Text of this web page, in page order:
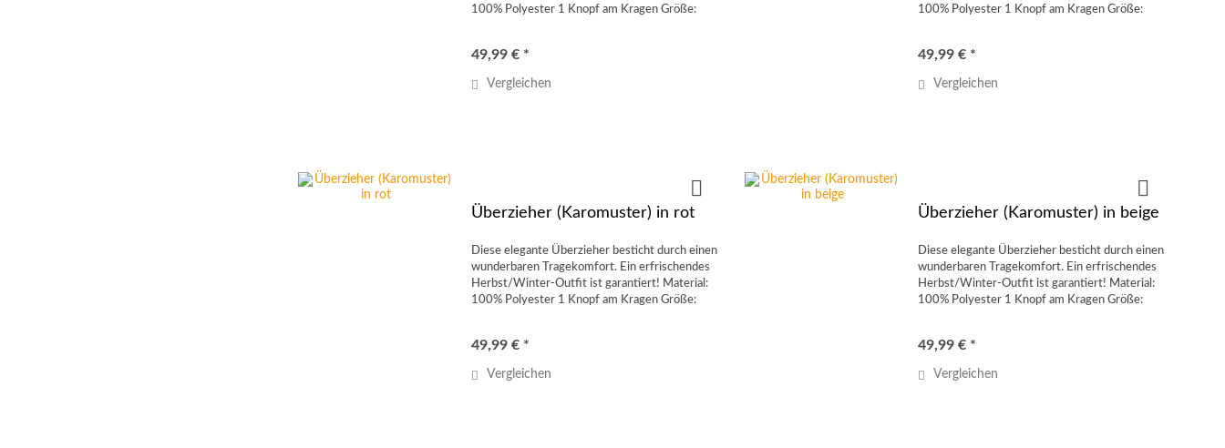
100% Polyester 1 Knopf am Kragen Größe:
49,99 € *
Vergleichen
100% Polyester 1 Knopf am Kragen Größe:
49,99 € *
Vergleichen
Überzieher (Karomuster) in rot
Diese elegante Überzieher besticht durch einen
wunderbaren Tragekomfort. Ein erfrischendes
Herbst/Winter-Outfit ist garantiert! Material:
100% Polyester 1 Knopf am Kragen Größe:
49,99 € *
Vergleichen
Überzieher (Karomuster) in beige
Diese elegante Überzieher besticht durch einen
wunderbaren Tragekomfort. Ein erfrischendes
Herbst/Winter-Outfit ist garantiert! Material:
100% Polyester 1 Knopf am Kragen Größe:
49,99 € *
Vergleichen